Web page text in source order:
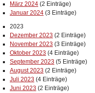
März 2024 (2 Einträge)
Januar 2024 (3 Einträge)
2023
Dezember 2023 (2 Einträge)
November 2023 (3 Einträge)
Oktober 2023 (4 Einträge)
September 2023 (5 Einträge)
August 2023 (2 Einträge)
Juli 2023 (4 Einträge)
Juni 2023 (2 Einträge)